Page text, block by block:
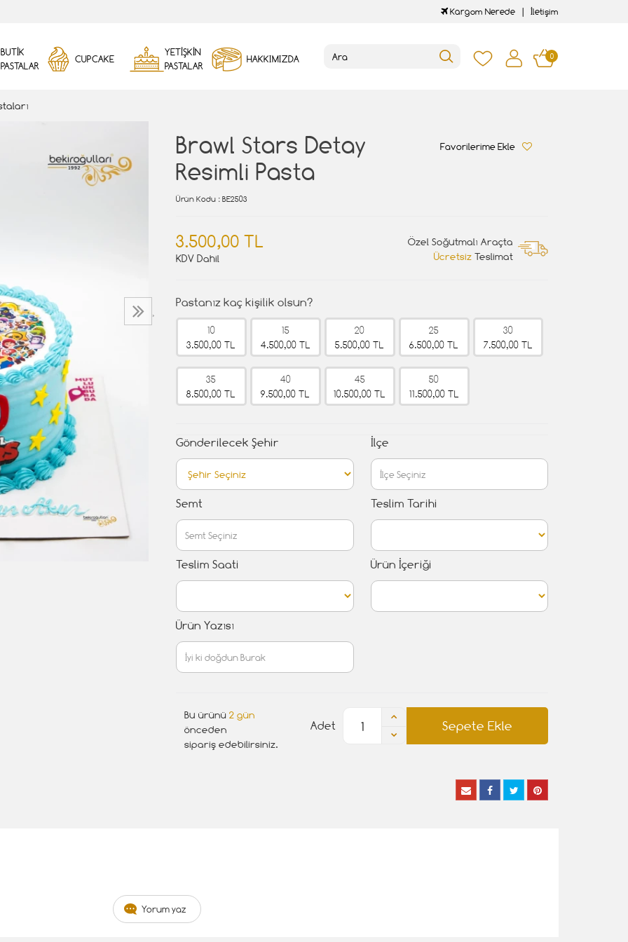
Kargom Nerede İletişim
BUTİK
PASTALAR
CUPCAKE
YETİŞKİN
PASTALAR
HAKKIMIZDA 0
›
Brawl Stars Detay
Resimli Pasta
Favorilerime Ekle
Ürün Kodu : BE2503
3.500,00 TL
KDV Dahil
Özel Soğutmalı Araçta
Ücretsiz Teslimat
Pastanız kaç kişilik olsun?
10
3.500,00 TL
15
4.500,00 TL
20
5.500,00 TL
25
6.500,00 TL
30
7.500,00 TL
35
8.500,00 TL
40
9.500,00 TL
45
10.500,00 TL
50
11.500,00 TL
Gönderilecek Şehir İlçe
Semt Teslim Tarihi
Teslim Saati Ürün İçeriği
Ürün Yazısı
Bu ürünü 2 gün
önceden
sipariş edebilirsiniz.
Sepete Ekle
Adet
Yorum yaz